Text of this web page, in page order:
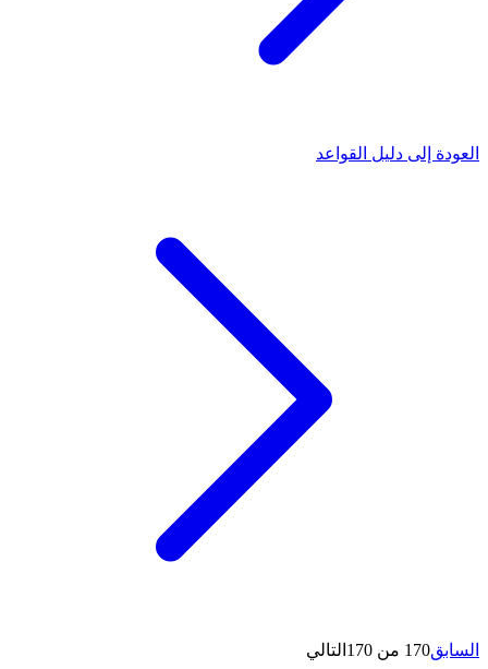
العودة إلى دليل القواعد
السابق170 من 170 التالي